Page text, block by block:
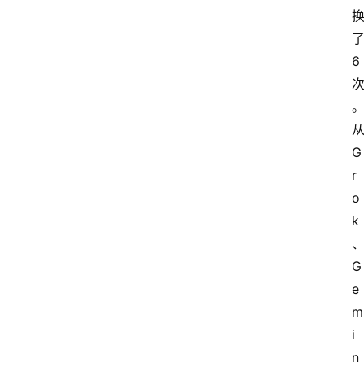
换
了
6
次
。
从
G
r
o
k
、
G
e
m
i
n